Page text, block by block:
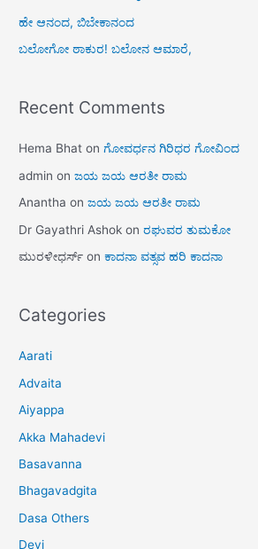
ಹೇ ಆನಂದ, ಬಿಬೇಕಾನಂದ
ಬಲೋಗೋ ಠಾಕುರ! ಬಲೋನ ಆಮಾರೆ,
Recent Comments
Hema Bhat onಗೋವರ್ಧನ ಗಿರಿಧರ ಗೋವಿಂದ
admin onಜಯ ಜಯ ಆರತೀ ರಾಮ
Anantha onಜಯ ಜಯ ಆರತೀ ರಾಮ
Dr Gayathri Ashok onರಘುವರ ತುಮಕೋ
ಮುರಳೀಧರ್ಸ್ onಕಾದನಾ ವತ್ಸವ ಹರಿ ಕಾದನಾ
Categories
Aarati
Advaita
Aiyappa
Akka Mahadevi
Basavanna
Bhagavadgita
Dasa Others
Devi